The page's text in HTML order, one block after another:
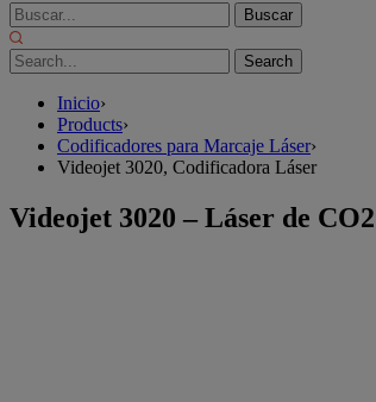
Buscar
Por:
Inicio›
Products›
Codificadores para Marcaje Láser›
Videojet 3020, Codificadora Láser
Videojet 3020 – Láser de